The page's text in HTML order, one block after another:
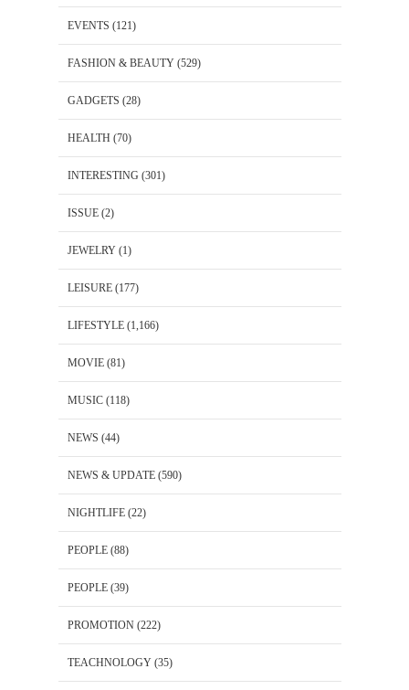
EVENTS (121)
FASHION & BEAUTY (529)
GADGETS (28)
HEALTH (70)
INTERESTING (301)
ISSUE (2)
JEWELRY (1)
LEISURE (177)
LIFESTYLE (1,166)
MOVIE (81)
MUSIC (118)
NEWS (44)
NEWS & UPDATE (590)
NIGHTLIFE (22)
PEOPLE (88)
PEOPLE (39)
PROMOTION (222)
TEACHNOLOGY (35)